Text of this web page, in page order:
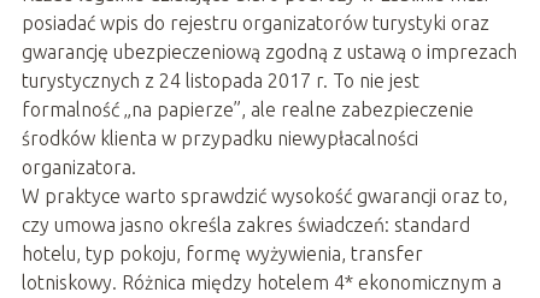
posiadać wpis do rejestru organizatorów turystyki oraz
gwarancję ubezpieczeniową zgodną z ustawą o imprezach
turystycznych z 24 listopada 2017 r. To nie jest
formalność „na papierze”, ale realne zabezpieczenie
środków klienta w przypadku niewypłacalności
organizatora.
W praktyce warto sprawdzić wysokość gwarancji oraz to,
czy umowa jasno określa zakres świadczeń: standard
hotelu, typ pokoju, formę wyżywienia, transfer
lotniskowy. Różnica między hotelem 4* ekonomicznym a